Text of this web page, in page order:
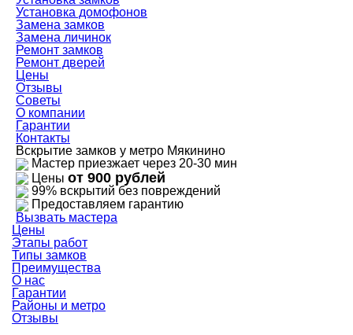
Установка домофонов
Замена замков
Замена личинок
Ремонт замков
Ремонт дверей
Цены
Отзывы
Советы
О компании
Гарантии
Контакты
Вскрытие замков у метро Мякинино
Мастер приезжает через 20-30 мин
Цены от 900 рублей
99% вскрытий без повреждений
Предоставляем гарантию
Вызвать мастера
Цены
Этапы работ
Типы замков
Преимущества
О нас
Гарантии
Районы и метро
Отзывы